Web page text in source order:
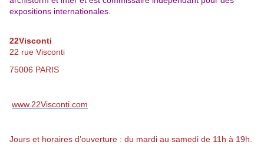
expositions internationales.
22Visconti
22 rue Visconti
75006 PARIS
www.22Visconti.com
Jours et horaires d’ouverture : du mardi au samedi de 11h à 19h.